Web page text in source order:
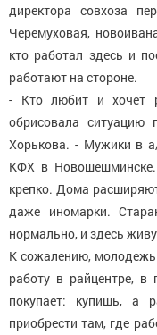
директора совхоза
Черемуховая,
кто работал здесь и
работают на стороне.
- Кто любит и хочет
обрисовала ситуацию
Хорькова. - Мужики в
КФХ в
крепко. Дома
даже иномарки.
нормально, и здесь
К сожалению, молодежь
работу в райцентре,
покупает: купишь, а
приобрести там, где